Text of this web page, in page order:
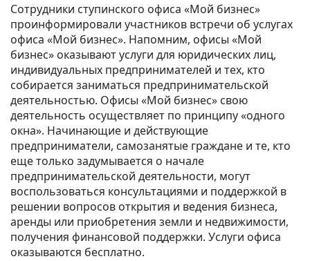
Сотрудники ступинского офиса «Мой бизнес»
проинформировали участников встречи об услугах
офиса «Мой бизнес». Напомним, офисы «Мой
бизнес» оказывают услуги для юридических лиц,
индивидуальных предпринимателей и тех, кто
собирается заниматься предпринимательской
деятельностью. Офисы «Мой бизнес» свою
деятельность осуществляет по принципу «одного
окна». Начинающие и действующие
предприниматели, самозанятые граждане и те, кто
еще только задумывается о начале
предпринимательской деятельности, могут
воспользоваться консультациями и поддержкой в
решении вопросов открытия и ведения бизнеса,
аренды или приобретения земли и недвижимости,
получения финансовой поддержки. Услуги офиса
оказываются бесплатно.